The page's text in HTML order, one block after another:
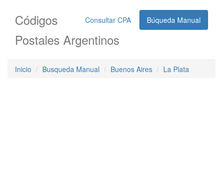
Consultar CPA Búqueda Manual
Códigos
Postales Argentinos
Inicio Busqueda Manual Buenos Aires La Plata